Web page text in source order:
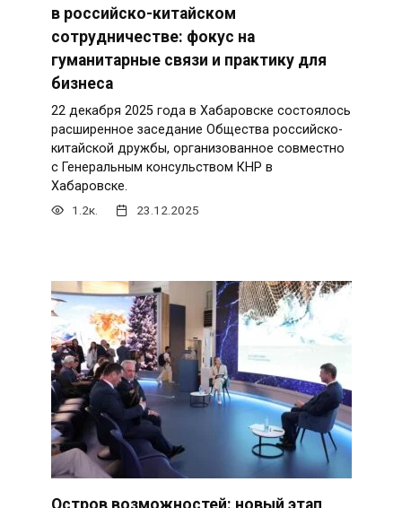
в российско-китайском
сотрудничестве: фокус на
гуманитарные связи и практику для
бизнеса
22 декабря 2025 года в Хабаровске состоялось
расширенное заседание Общества российско-
китайской дружбы, организованное совместно
с Генеральным консульством КНР в
Хабаровске.
1.2к. 23.12.2025
Остров возможностей: новый этап